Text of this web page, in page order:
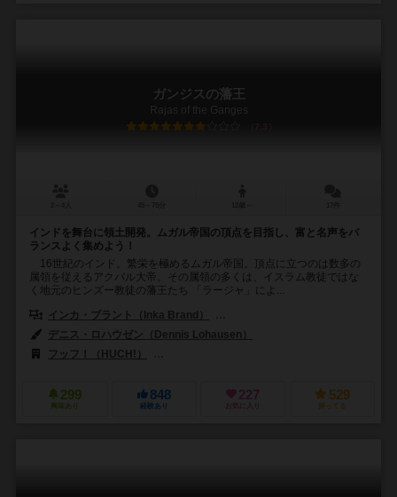
ガンジスの藩王
Rajas of the Ganges
7.3
インドを舞台に領土開発。ムガル帝国の頂点を目指し、富と名声をバ
ランスよく集めよう！
16世紀のインド。繁栄を極めるムガル帝国。頂点に立つのは数多の
属領を従えるアクバル大帝。その属領の多くは、イスラム教徒ではな
く地元のヒンズー教徒の藩王たち 「ラージャ」によ...
インカ・ブラント（Inka Brand）
デニス・ロハウゼン（Dennis Lohausen）
フッフ！（HUCH!）
299
興味あり
848
経験あり
227
お気に入り
529
持ってる